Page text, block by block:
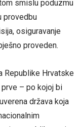
smislu poduzmu
provedbu
osiguravanje
proveden.
Republike Hrvatske
– po kojoj bi
država koja